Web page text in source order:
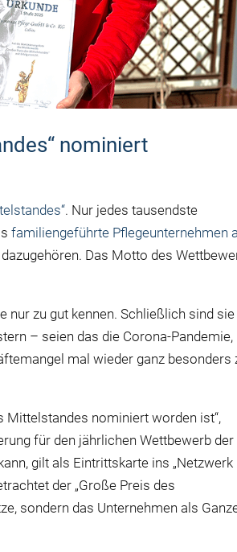
nominiert
. Nur jedes tausendste
familiengeführte Pflegeunternehmen
Das Motto des
nur zu gut kennen. Schließlich sind sie
– seien das die Corona-Pandemie,
mal wieder ganz besonders
Mittelstandes nominiert worden ist“,
für den jährlichen Wettbewerb der
gilt als Eintrittskarte ins „Netzwerk
der „Große Preis des
sondern das Unternehmen als